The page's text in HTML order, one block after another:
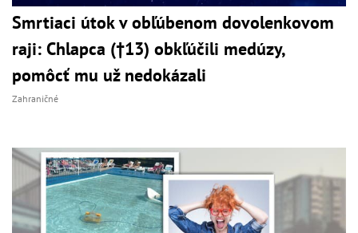
Smrtiaci útok v obľúbenom dovolenkovom
raji: Chlapca (†13) obkľúčili medúzy,
pomôcť mu už nedokázali
Zahraničné